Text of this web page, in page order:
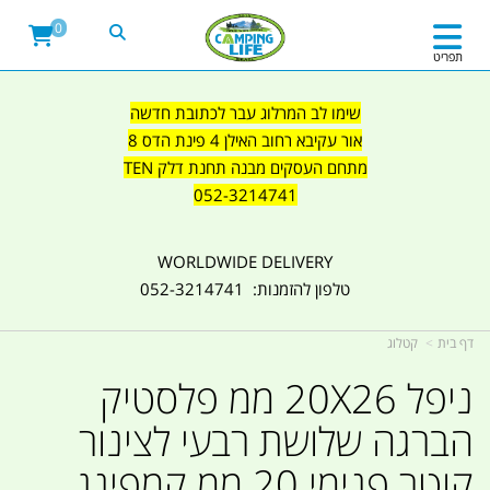
שימו לב המרלוג עבר לכתובת חדשה
אור עקיבא רחוב האילן 4 פינת הדס 8
מתחם העסקים מבנה תחנת דלק TEN
052-3214741
WORLDWIDE DELIVERY
טלפון להזמנות: 052-3214741
תפריט
0
דף בית קטלוג
ניפל 20X26 ממ פלסטיק
הברגה שלושת רבעי לצינור